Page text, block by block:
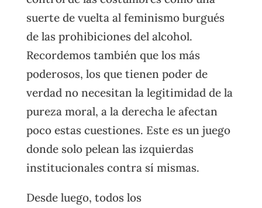
suerte de vuelta al feminismo burgués
de las prohibiciones del alcohol.
Recordemos también que los más
poderosos, los que tienen poder de
verdad no necesitan la legitimidad de la
pureza moral, a la derecha le afectan
poco estas cuestiones. Este es un juego
donde solo pelean las izquierdas
institucionales contra sí mismas.
Desde luego, todos los